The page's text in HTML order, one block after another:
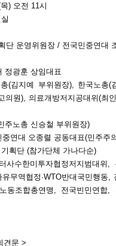
) 오전 11시
단 운영위원장 / 전국민중연
정광훈 상임대표
(김지예 부위원장), 한국노총(
의원), 의료개방저지공대위(최
주노총 신승철 부위원장)
연대 오종렬 공동대표(민주주
획단 (참가단체 가나다순)
사수한미투자협정저지범대위,
무역협정·WTO반대국민행동
동조합총연맹, 전국빈민연합,
견문 >